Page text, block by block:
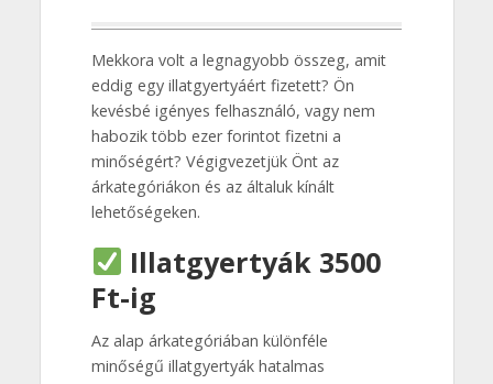
Mekkora volt a legnagyobb összeg, amit
eddig egy illatgyertyáért fizetett? Ön
kevésbé igényes felhasználó, vagy nem
habozik több ezer forintot fizetni a
minőségért? Végigvezetjük Önt az
árkategóriákon és az általuk kínált
lehetőségeken.
Illatgyertyák 3500
Ft-ig
Az alap árkategóriában különféle
minőségű illatgyertyák hatalmas